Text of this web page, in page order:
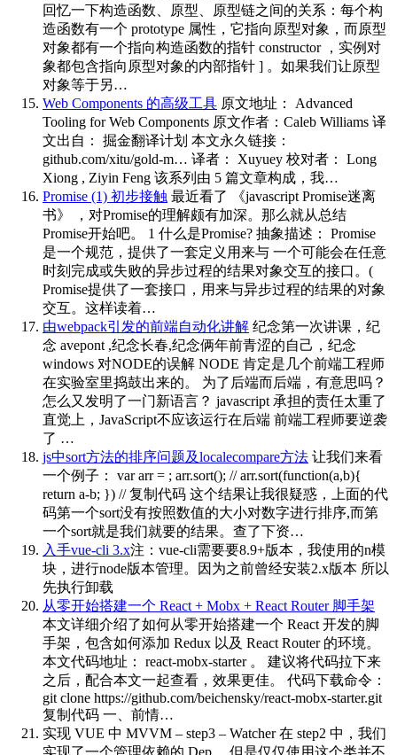
回忆一下构造函数、原型、原型链之间的关系：每个构
造函数有一个 prototype 属性，它指向原型对象，而原型
对象都有一个指向构造函数的指针 constructor ，实例对
象都包含指向原型对象的内部指针 ] 。如果我们让原型
对象等于另…
Web Components 的高级工具 原文地址： Advanced
Tooling for Web Components 原文作者：Caleb Williams 译
文出自： 掘金翻译计划 本文永久链接：
github.com/xitu/gold-m… 译者： Xuyuey 校对者： Long
Xiong , Ziyin Feng 该系列由 5 篇文章构成，我…
Promise (1) 初步接触 最近看了 《javascript Promise迷离
书》 ，对Promise的理解颇有加深。那么就从总结
Promise开始吧。 1 什么是Promise? 抽象描述： Promise
是一个规范，提供了一套定义用来与 一个可能会在任意
时刻完成或失败的异步过程的结果对象交互的接口。(
Promise提供了一套接口，用来与异步过程的结果的对象
交互。这样读着…
由webpack引发的前端自动化讲解 纪念第一次讲课，纪
念 avepont ,纪念长春,纪念俩年前青涩的自己，纪念
windows 对NODE的误解 NODE 肯定是几个前端工程师
在实验室里捣鼓出来的。 为了后端而后端，有意思吗？
怎么又发明了一门新语言？ javascript 承担的责任太重了
直觉上，JavaScript不应该运行在后端 前端工程师要逆袭
了 …
js中sort方法的排序问题及localecompare方法 让我们来看
一个例子： var arr = ; arr.sort(); // arr.sort(function(a,b){
return a-b; }) // 复制代码 这个结果让我很疑惑，上面的代
码第一个sort没有按照数值的大小对数字进行排序,而第
一个sort就是我们就要的结果。查了下资…
入手vue-cli 3.x注：vue-cli需要要8.9+版本，我使用的n模
块，进行node版本管理。因为之前曾经安装2.x版本 所以
先执行卸载
从零开始搭建一个 React + Mobx + React Router 脚手架
本文详细介绍了如何从零开始搭建一个 React 开发的脚
手架，包含如何添加 Redux 以及 React Router 的环境。
本文代码地址： react-mobx-starter 。 建议将代码拉下来
之后，配合本文一起查看，效果更佳。 代码下载命令：
git clone https://github.com/beichensky/react-mobx-starter.git
复制代码 一、前情…
实现 VUE 中 MVVM – step3 – Watcher在 step2 中，我们
实现了一个管理依赖的 Dep ，但是仅仅使用这个类并不